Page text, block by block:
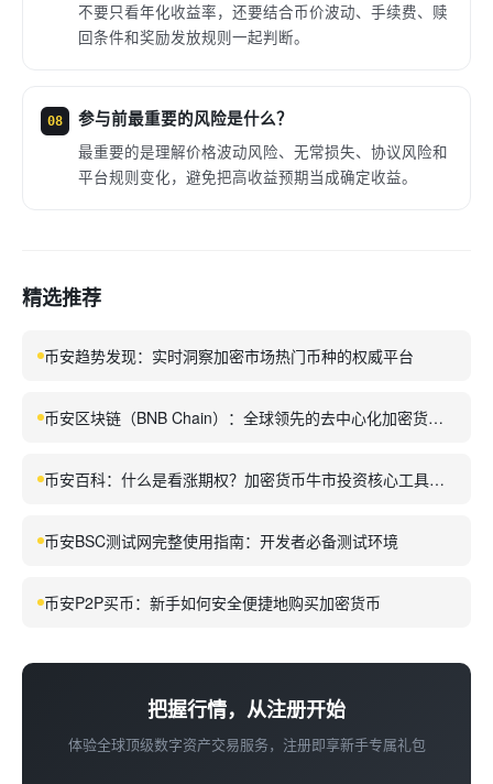
不要只看年化收益率，还要结合币价波动、手续费、赎
回条件和奖励发放规则一起判断。
08 参与前最重要的风险是什么？
最重要的是理解价格波动风险、无常损失、协议风险和
平台规则变化，避免把高收益预期当成确定收益。
精选推荐
币安趋势发现：实时洞察加密市场热门币种的权威平台
币安区块链（BNB Chain）：全球领先的去中心化加密货币
币安百科：什么是看涨期权？加密货币牛市投资核心工具详
币安BSC测试网完整使用指南：开发者必备测试环境
币安P2P买币：新手如何安全便捷地购买加密货币
把握行情，从注册开始
体验全球顶级数字资产交易服务，注册即享新手专属礼包